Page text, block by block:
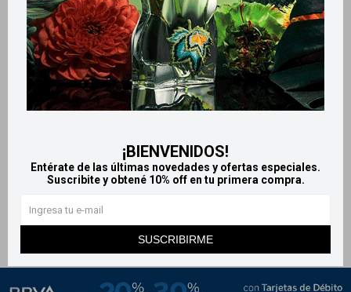
¡BIENVENIDOS!
Entérate de las últimas novedades y ofertas especiales.
Suscribite y obtené 10% off en tu primera compra.
SUSCRIBIRME
LlegaHOY
Hipoglós crema 100 g
$ 1.129